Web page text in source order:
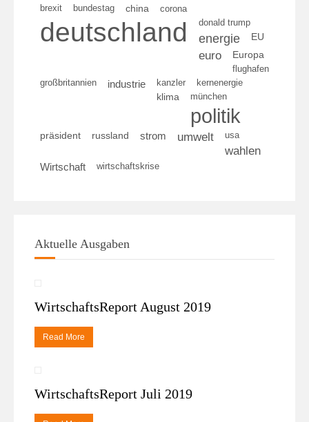
brexit bundestag china corona
deutschland donald trump
energie EU
euro Europa
flughafen
großbritannien industrie kanzler kernenergie
klima münchen
politik
präsident russland strom umwelt usa
wahlen
Wirtschaft wirtschaftskrise
Aktuelle Ausgaben
WirtschaftsReport August 2019
Read More
WirtschaftsReport Juli 2019